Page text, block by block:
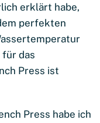
erklärt habe,
perfekten
für das
Press ist
Press habe ich